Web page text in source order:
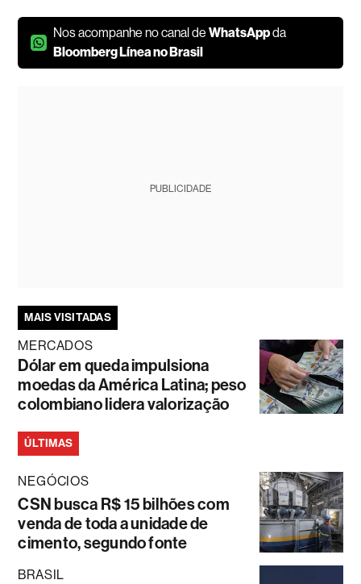
Nos acompanhe no canal deWhatsAppda
Bloomberg Línea no Brasil
PUBLICIDADE
MAIS VISITADAS
MERCADOS
Dólar em queda impulsiona
moedas da América Latina; peso
colombiano lidera valorização
ÚLTIMAS
NEGÓCIOS
CSN busca R$ 15 bilhões com
venda de toda a unidade de
cimento, segundo fonte
BRASIL